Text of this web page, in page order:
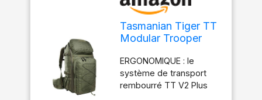
Tasmanian Tiger TT
Modular Trooper
dos de randonnée
militaire compatible
Molle pour homme
ERGONOMIQUE : le
système de transport
rembourré TT V2 Plus